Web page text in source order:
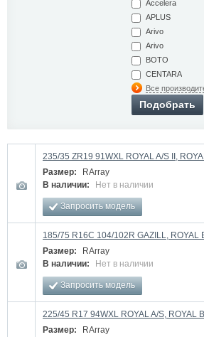
Accelera
APLUS
Arivo
Arivo
BOTO
CENTARA
Все
Подобрать
235/35 ZR19 91WXL ROYAL A/S II,
Размер:
RArray
В наличии:
Нет в наличии
Запросить модель
185/75 R16C 104/102R GAZILL, ROYAL
Размер:
RArray
В наличии:
Нет в наличии
Запросить модель
225/45 R17 94WXL ROYAL A/S, ROYAL
Размер:
RArray